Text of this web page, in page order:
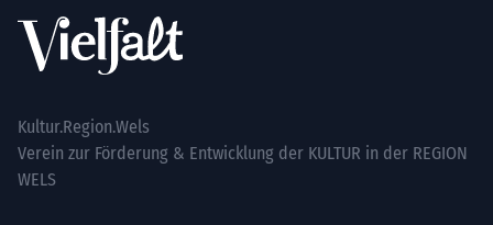
Kultur.Region.Wels
Verein zur Förderung & Entwicklung der KULTUR in der REGION
WELS